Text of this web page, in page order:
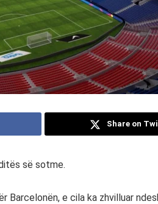
Share on
së sotme.
Barcelonën, e cila ka zhvilluar